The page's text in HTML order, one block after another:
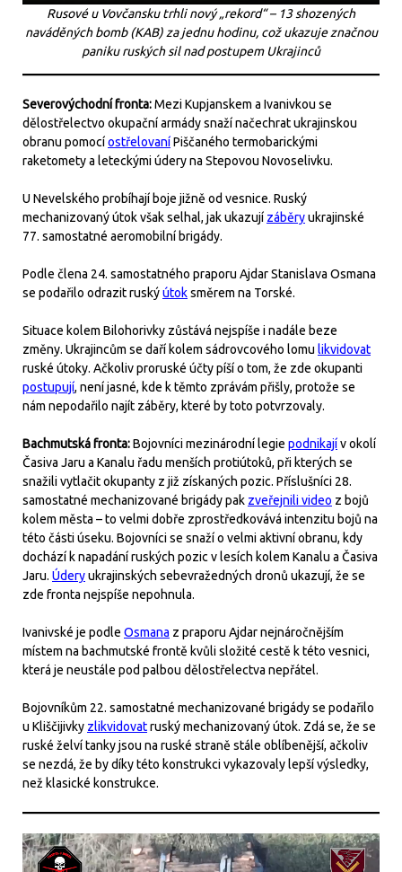
Rusové u Vovčansku trhli nový „rekord“ – 13 shozených
naváděných bomb (KAB) za jednu hodinu, což ukazuje značnou
paniku ruských sil nad postupem Ukrajinců
Severovýchodní fronta:Mezi Kupjanskem a Ivanivkou se
dělostřelectvo okupační armády snaží načechrat ukrajinskou
obranu pomocíostřelovaníPiščaného termobarickými
raketomety a leteckými údery na Stepovou Novoselivku.
U Nevelského probíhají boje jižně od vesnice. Ruský
mechanizovaný útok však selhal, jak ukazují záběryukrajinské
77. samostatné aeromobilní brigády.
Podle člena 24. samostatného praporu Ajdar Stanislava Osmana
se podařilo odrazit ruskýútoksměrem na Torské.
Situace kolem Bilohorivky zůstává nejspíše i nadále beze
změny. Ukrajincům se daří kolem sádrovcového lomu likvidovat
ruské útoky. Ačkoliv proruské účty píší o tom, že zde okupanti
postupují, není jasné, kde k těmto zprávám přišly, protože se
nám nepodařilo najít záběry, které by toto potvrzovaly.
Bachmutská fronta:Bojovníci mezinárodní legie podnikajív okolí
Časiva Jaru a Kanalu řadu menších protiútoků, při kterých se
snažili vytlačit okupanty z již získaných pozic. Příslušníci 28.
samostatné mechanizované brigády pak zveřejnili video z bojů
kolem města – to velmi dobře zprostředkovává intenzitu bojů na
této části úseku. Bojovníci se snaží o velmi aktivní obranu, kdy
dochází k napadání ruských pozic v lesích kolem Kanalu a Časiva
Jaru. Úderyukrajinských sebevražedných dronů ukazují, že se
zde fronta nejspíše nepohnula.
Ivanivské je podle Osmana z praporu Ajdar nejnáročnějším
místem na bachmutské frontě kvůli složité cestě k této vesnici,
která je neustále pod palbou dělostřelectva nepřátel.
Bojovníkům 22. samostatné mechanizované brigády se podařilo
u Kliščijivky zlikvidovatruský mechanizovaný útok. Zdá se, že se
ruské želví tanky jsou na ruské straně stále oblíbenější, ačkoliv
se nezdá, že by díky této konstrukci vykazovaly lepší výsledky,
než klasické konstrukce.